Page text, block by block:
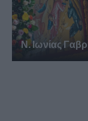
Ν. Ιωνίας